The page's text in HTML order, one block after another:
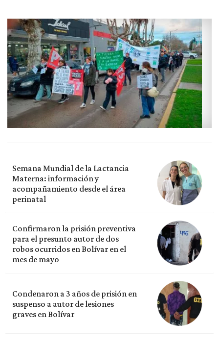
Semana Mundial de la Lactancia
Materna: información y
acompañamiento desde el área
perinatal
Confirmaron la prisión preventiva
para el presunto autor de dos
robos ocurridos en Bolívar en el
mes de mayo
Condenaron a 3 años de prisión en
suspenso a autor de lesiones
graves en Bolívar